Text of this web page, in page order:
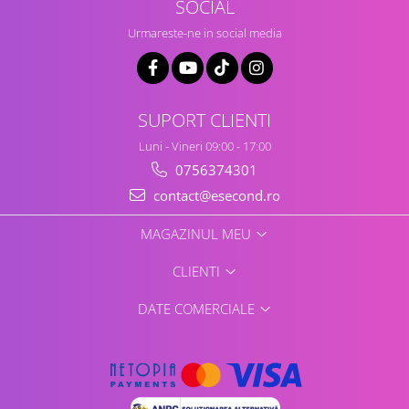
Servere, Componente & UPS
Sport & Activitati in aer liber
Ciclism
Aparate Foto & Accesorii
Camere video si sport
Drone si Accesorii
SOCIAL
Urmareste-ne in social media
SUPORT CLIENTI
Luni - Vineri 09:00 - 17:00
0756374301
contact@esecond.ro
MAGAZINUL MEU
CLIENTI
DATE COMERCIALE